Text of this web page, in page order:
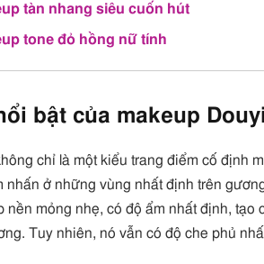
tàn nhang siêu cuốn hút
tone đỏ hồng nữ tính
bật của makeup
chỉ là một kiểu trang điểm cố định
nhấn ở những vùng nhất định trên
nền mỏng nhẹ, có độ ẩm nhất định, tạo
Tuy nhiên, nó vẫn có độ che phủ